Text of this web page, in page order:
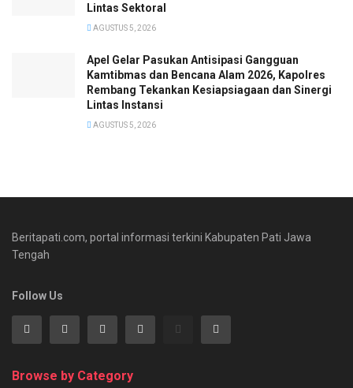
Lintas Sektoral
AGUSTUS 5, 2026
Apel Gelar Pasukan Antisipasi Gangguan
Kamtibmas dan Bencana Alam 2026, Kapolres
Rembang Tekankan Kesiapsiagaan dan Sinergi
Lintas Instansi
AGUSTUS 5, 2026
Beritapati.com, portal informasi terkini Kabupaten Pati Jawa
Tengah
Follow Us
Browse by Category